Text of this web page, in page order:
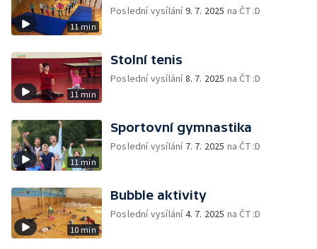
11 min
Poslední vysílání9. 7. 2025 na ČT :D
11 min
Stolní tenis
Poslední vysílání8. 7. 2025 na ČT :D
11 min
Sportovní gymnastika
Poslední vysílání 7. 7. 2025 na ČT :D
10 min
Bubble aktivity
Poslední vysílání4. 7. 2025 na ČT :D